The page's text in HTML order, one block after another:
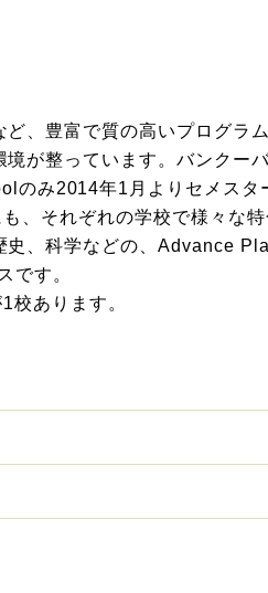
、豊富で質の高いプログラ
が整っています。バンクー
み2014年1月よりセメスタ
、それぞれの学校で様々な
史、科学などの、Advance
です。
あります。